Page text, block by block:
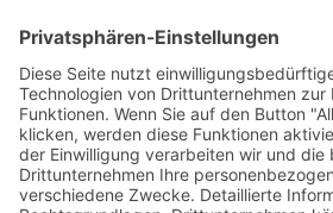
Wir wollen Ihr persönlicher Online
der sich auf die Fahne geschrieben
und preiswerteste Anbieter zu sein.
Wir sind ständig im Wachstum und